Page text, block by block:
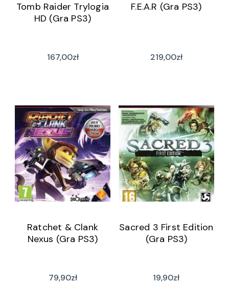
Tomb Raider Trylogia
HD (Gra PS3)
167,00zł
F.E.A.R (Gra PS3)
219,00zł
Ratchet & Clank
Nexus (Gra PS3)
79,90zł
Sacred 3 First Edition
(Gra PS3)
19,90zł